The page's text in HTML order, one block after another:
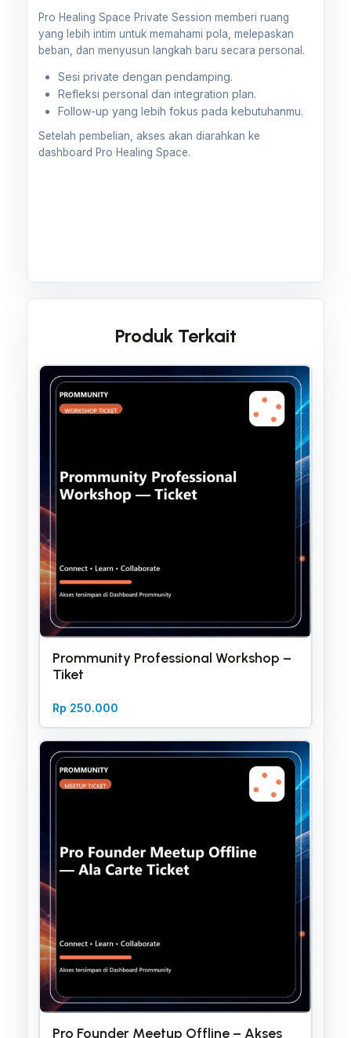
Pro Healing Space Private Session memberi ruang
yang lebih intim untuk memahami pola, melepaskan
beban, dan menyusun langkah baru secara personal.
Sesi private dengan pendamping.
Refleksi personal dan integration plan.
Follow-up yang lebih fokus pada kebutuhanmu.
Setelah pembelian, akses akan diarahkan ke
dashboard Pro Healing Space.
Produk Terkait
Prommunity Professional Workshop –
Tiket
Rp 250.000
Pro Founder Meetup Offline – Akses